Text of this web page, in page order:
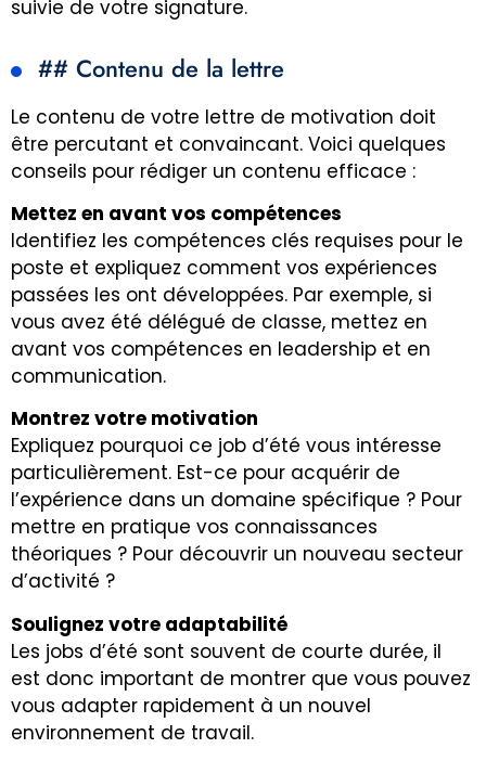
suivie de votre signature.
## Contenu de la lettre
Le contenu de votre lettre de motivation doit
être percutant et convaincant. Voici quelques
conseils pour rédiger un contenu efficace :
Mettez en avant vos compétences
Identifiez les compétences clés requises pour le
poste et expliquez comment vos expériences
passées les ont développées. Par exemple, si
vous avez été délégué de classe, mettez en
avant vos compétences en leadership et en
communication.
Montrez votre motivation
Expliquez pourquoi ce job d’été vous intéresse
particulièrement. Est-ce pour acquérir de
l’expérience dans un domaine spécifique ? Pour
mettre en pratique vos connaissances
théoriques ? Pour découvrir un nouveau secteur
d’activité ?
Soulignez votre adaptabilité
Les jobs d’été sont souvent de courte durée, il
est donc important de montrer que vous pouvez
vous adapter rapidement à un nouvel
environnement de travail.